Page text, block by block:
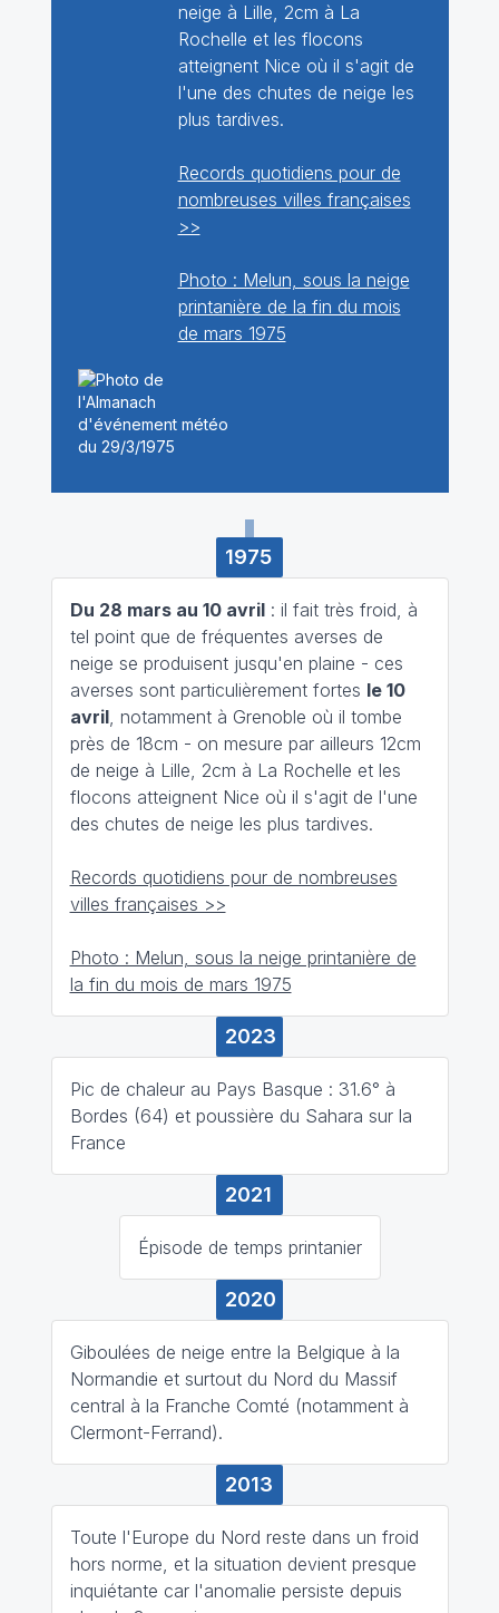
neige à Lille, 2cm à La
Rochelle et les flocons
atteignent Nice où il s'agit de
l'une des chutes de neige les
plus tardives.
Records quotidiens pour de
nombreuses villes françaises
>>
Photo : Melun, sous la neige
printanière de la fin du mois
de mars 1975
1975
Du 28 mars au 10 avril: il fait très froid, à
tel point que de fréquentes averses de
neige se produisent jusqu'en plaine - ces
averses sont particulièrement fortes le 10
avril, notamment à Grenoble où il tombe
près de 18cm - on mesure par ailleurs 12cm
de neige à Lille, 2cm à La Rochelle et les
flocons atteignent Nice où il s'agit de l'une
des chutes de neige les plus tardives.
Records quotidiens pour de nombreuses
villes françaises >>
Photo : Melun, sous la neige printanière de
la fin du mois de mars 1975
2023
Pic de chaleur au Pays Basque : 31.6° à
Bordes (64) et poussière du Sahara sur la
France
2021
Épisode de temps printanier
2020
Giboulées de neige entre la Belgique à la
Normandie et surtout du Nord du Massif
central à la Franche Comté (notamment à
Clermont-Ferrand).
2013
Toute l'Europe du Nord reste dans un froid
hors norme, et la situation devient presque
inquiétante car l'anomalie persiste depuis